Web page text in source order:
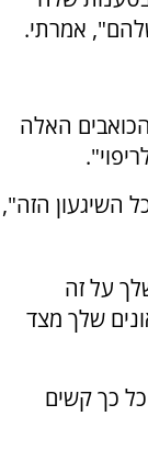
אמרתי.
האלה
השיגעון הזה",
על זה
שלך מצד
כך קשים